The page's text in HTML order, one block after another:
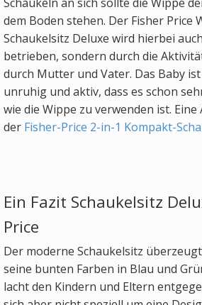
dem Boden stehen. Der Fisher Price
Schaukelsitz Deluxe wird hierbei
betrieben, sondern durch die
durch Mutter und Vater. Das Baby
unruhig und aktiv, dass es schon
wie die Wippe zu verwenden ist.
der Fisher-Price 2-in-1 Kompakt-
Ein Fazit Schaukelsitz
Price
Der moderne Schaukelsitz
seine bunten Farben in Blau und
lacht den Kindern und Eltern